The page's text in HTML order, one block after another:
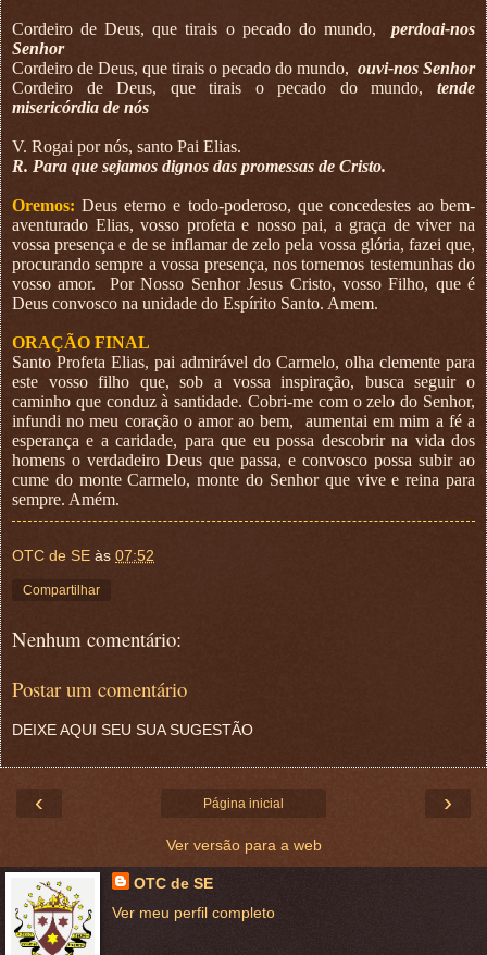
Cordeiro de Deus, que tirais o pecado do mundo,
perdoai-nos
Senhor
Cordeiro de Deus, que tirais o pecado do mundo, ouvi-nos Senhor
Cordeiro de Deus, que tirais o pecado do mundo, tende
misericórdia de nós
V. Rogai por nós, santo Pai Elias.
R. Para que sejamos dignos das promessas de Cristo.
Oremos: Deus eterno e todo-poderoso, que concedestes ao bem-
aventurado Elias, vosso profeta e nosso pai, a graça de viver na
vossa presença e de se inflamar de zelo pela vossa glória, fazei que,
procurando sempre a vossa presença, nos tornemos testemunhas do
vosso amor.
Por Nosso Senhor Jesus Cristo, vosso Filho, que é
Deus convosco na unidade do Espírito Santo. Amem.
ORAÇÃO FINAL
Santo Profeta Elias, pai admirável do Carmelo, olha clemente para
este vosso filho que, sob a vossa inspiração, busca seguir o
caminho que conduz à santidade. Cobri-me com o zelo do Senhor,
infundi no meu coração o amor ao bem, aumentai em mim a fé a
esperança e a caridade, para que eu possa descobrir na vida dos
homens o verdadeiro Deus que passa, e convosco possa subir ao
cume do monte Carmelo, monte do Senhor que vive e reina para
sempre. Amém.
OTC de SE às 07:52
Compartilhar
Nenhum comentário:
Postar um comentário
DEIXE AQUI SEU SUA SUGESTÃO
‹ ›
Página inicial
Ver versão para a web
OTC de SE
Ver meu perfil completo